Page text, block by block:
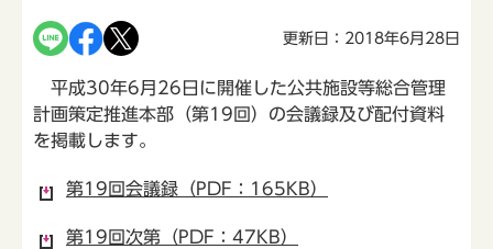
更新日：2018年6月28日
平成30年6月26日に開催した公共施設等総合管理
計画策定推進本部（第19回）の会議録及び配付資料
を掲載します。
第19回会議録（PDF：165KB）
第19回次第（PDF：47KB）